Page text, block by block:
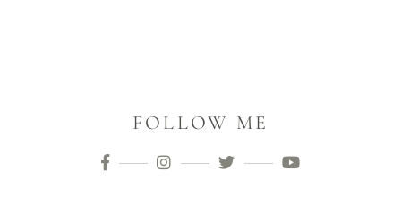
FOLLOW ME